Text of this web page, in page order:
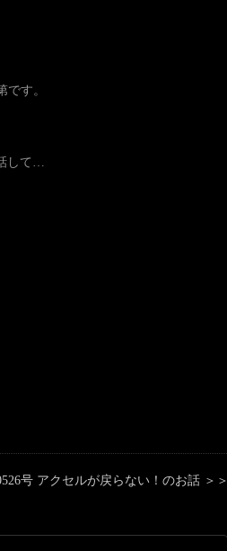
す。
して…
号 アクセルが戻らない！のお話 ＞＞